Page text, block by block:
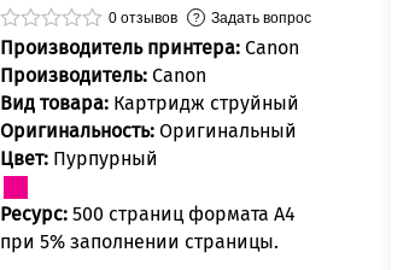
0 отзывов Задать вопрос
Производитель принтера: Canon
Производитель: Canon
Вид товара: Картридж струйный
Оригинальность: Оригинальный
Цвет: Пурпурный
Ресурс: 500 страниц формата А4
при 5% заполнении страницы.